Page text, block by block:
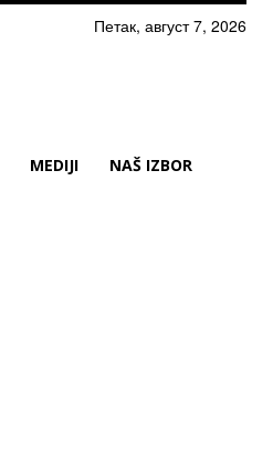
Петак, август 7, 2026
MEDIJI NAŠ IZBOR